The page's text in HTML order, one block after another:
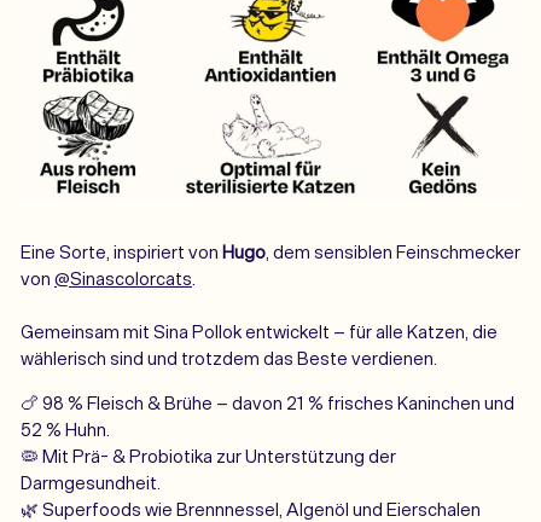
Eine Sorte, inspiriert von Hugo , dem sensiblen Feinschmecker
von @Sinascolorcats
Gemeinsam mit Sina Pollok entwickelt – für alle Katzen, die
wählerisch sind und trotzdem das Beste verdienen.
🍗 98 % Fleisch & Brühe – davon 21 % frisches Kaninchen und
52 % Huhn.
🦠 Mit Prä- & Probiotika zur Unterstützung der
Darmgesundheit.
🌿 Superfoods wie Brennnessel, Algenöl und Eierschalen